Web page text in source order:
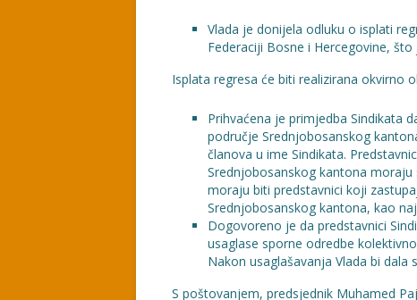
Vlada je donijela odluku o isplati
Federaciji Bosne i Hercegovine,
Isplata regresa će biti realizirana okvirno
Prihvaćena je primjedba Sindikata
područje Srednjobosanskog
članova u ime Sindikata.
Srednjobosanskog kantona
moraju biti predstavnici koji
Srednjobosanskog kantona, kao
Dogovoreno je da predstavnici
usaglase sporne odredbe
Nakon usaglašavanja Vlada bi dala
S poštovanjem, predsjednik Muhamed